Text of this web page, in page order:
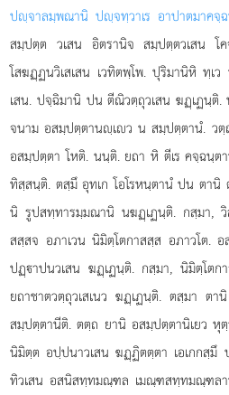
ปฺจาลมฺพณานิ ปฺจทฺวาเร อาปาตมาคจฺ
สมฺปตฺต วเสน อิตรานิจ สมฺปตฺตวเสน
โสฆฏฺฏนวิเสเสน เวทิตพฺโพ. ปุริมานิหิ ทฺเ
เสน. ปจฺฉิมานิ ปน ตีณิวตฺถุวเสน ฆฏฺเฏนฺ
จนาม อสมฺปตฺตานฺเว น สมฺปตฺตานํ. ว
อสมฺปตฺตา โหติ. นนฺติ. ยถา หิ ตีเร คจฺฉนฺต
ทิสฺสนฺติ. ตสฺมึ อุทเก โอโรหนฺตานํ ปน ตานิ
นิ รูปสทฺทารมฺมณานิ นฆฏฺเฏนฺติ. กสฺมา,
สสฺสจ อภาเวน นิมิตฺโตกาสสฺส อภาวโต.
ปฏฺาปนวเสน ฆฏฺเฏนฺติ. กสฺมา, นิมิตฺโ
ยถาชาตวตฺถุวเสเนว ฆฏฺเฏนฺติ. ตสฺมา ต
สมฺปตฺตานีติ. ตตฺถ ยานิ อสมฺปตฺตานิเยว หุ
นิมิตฺต อปฺปนาวเสน ฆฏฺฏิตตฺตา เอเกกสฺ
ทิวเสน อสนิสทฺทมณฺฑล เมณฺฑสทฺทมณฺฑ